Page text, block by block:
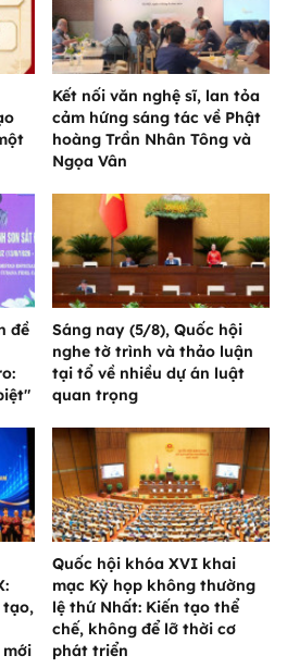
Kết nối văn nghệ sĩ, lan tỏa
cảm hứng sáng tác về Phật
hoàng Trần Nhân Tông và
Ngọa Vân
đề
Sáng nay (5/8), Quốc hội
nghe tờ trình và thảo luận
tại tổ về nhiều dự án luật
quan trọng
tạo,
Quốc hội khóa XVI khai
mạc Kỳ họp không thường
lệ thứ Nhất: Kiến tạo thể
chế, không để lỡ thời cơ
phát triển